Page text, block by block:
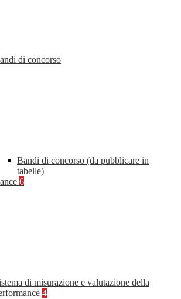
di concorso
Bandi di concorso (da pubblicare in
tabelle)
6
di misurazione e valutazione della
4